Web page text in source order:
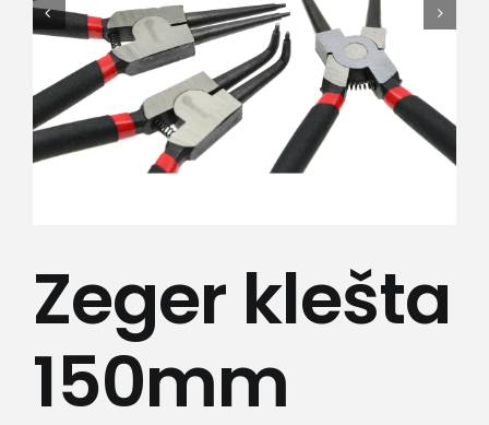
Kamere
Medicinska oprema
Sport i razonoda
Zeger klešta
150mm